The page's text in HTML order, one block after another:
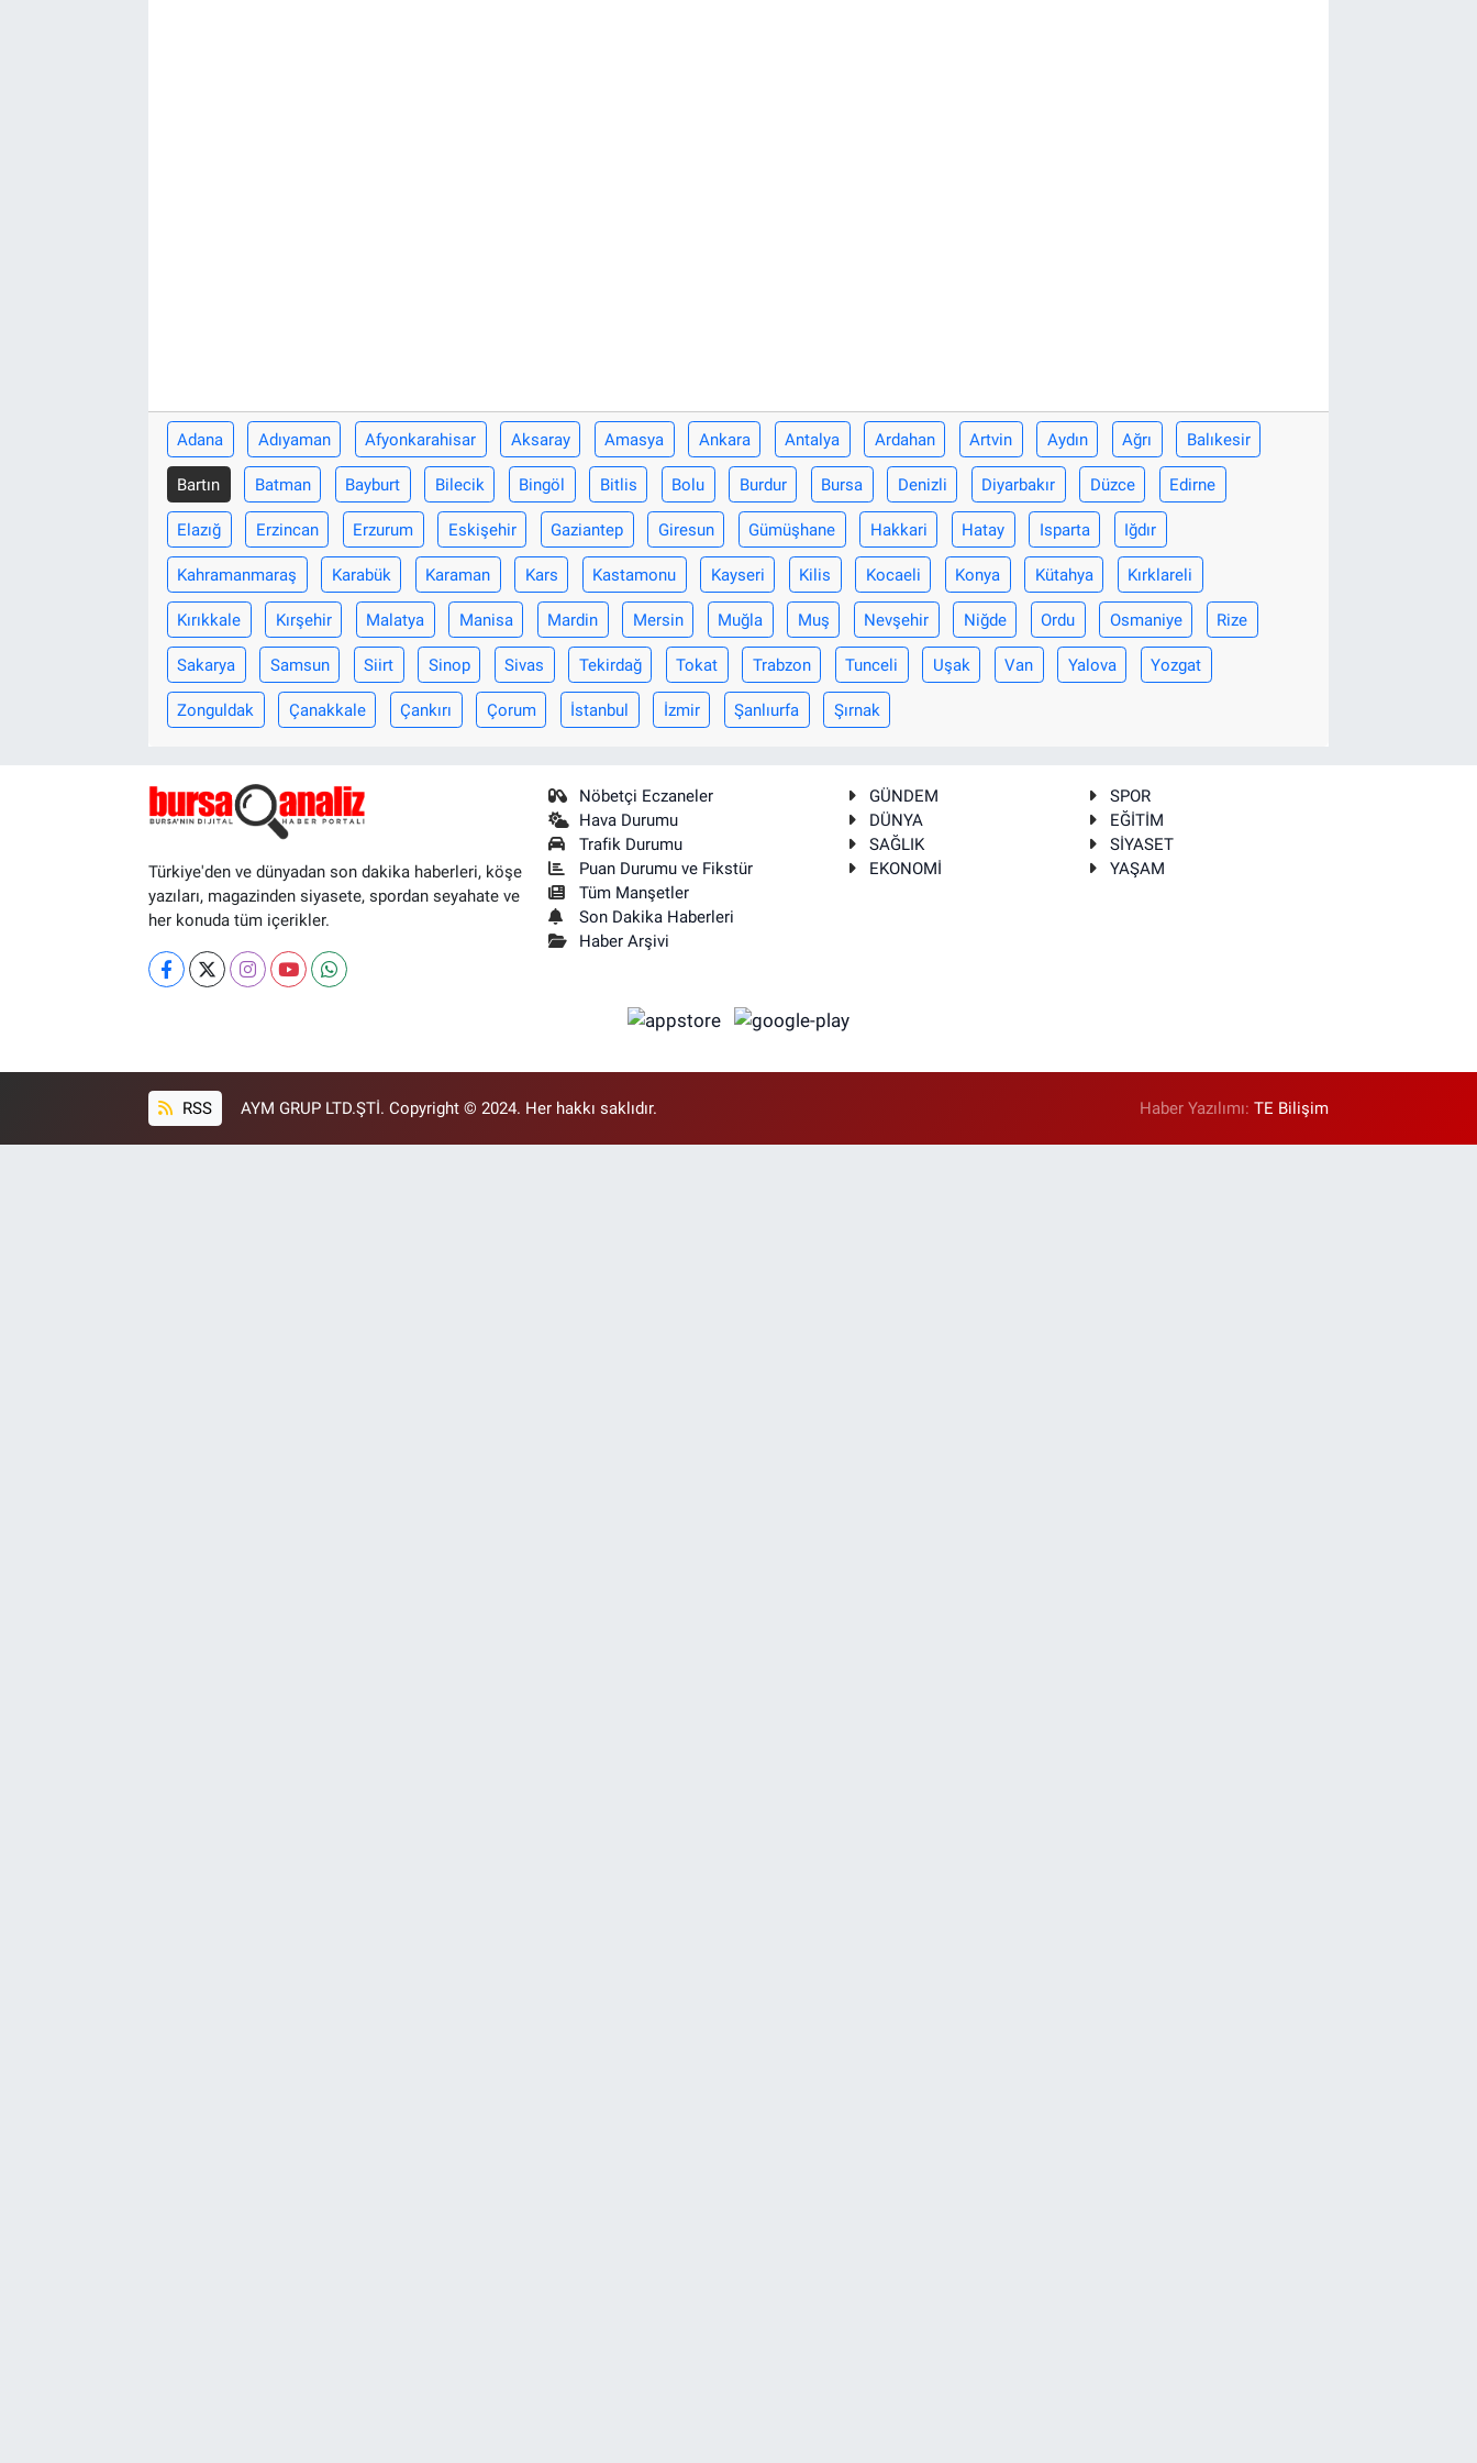
Adana Adıyaman Afyonkarahisar Aksaray Amasya Ankara Antalya Ardahan Artvin Aydın Ağrı Balıkesir
Bartın Batman Bayburt Bilecik Bingöl Bitlis Bolu Burdur Bursa Denizli Diyarbakır Düzce Edirne
Elazığ Erzincan Erzurum Eskişehir Gaziantep Giresun Gümüşhane Hakkari Hatay Isparta Iğdır
Kahramanmaraş Karabük Karaman Kars Kastamonu Kayseri Kilis Kocaeli Konya Kütahya Kırklareli
Kırıkkale Kırşehir Malatya Manisa Mardin Mersin Muğla Muş Nevşehir Niğde Ordu Osmaniye Rize
Sakarya Samsun Siirt Sinop Sivas Tekirdağ Tokat Trabzon Tunceli Uşak Van Yalova Yozgat
Zonguldak Çanakkale Çankırı Çorum İstanbul İzmir Şanlıurfa Şırnak
Türkiye'den ve dünyadan son dakika haberleri, köşe
yazıları, magazinden siyasete, spordan seyahate ve
her konuda tüm içerikler.
Nöbetçi Eczaneler
Hava Durumu
Trafik Durumu
Puan Durumu ve Fikstür
Tüm Manşetler
Son Dakika Haberleri
Haber Arşivi
GÜNDEM
SPOR
DÜNYA
EĞİTİM
SAĞLIK
SİYASET
EKONOMİ
YAŞAM
RSS AYM GRUP LTD.ŞTİ. Copyright © 2024. Her hakkı saklıdır. Haber Yazılımı:TE Bilişim